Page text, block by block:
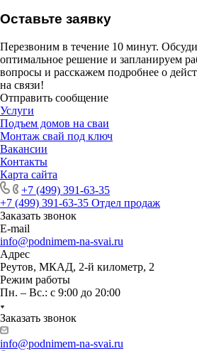
Оставьте заявку
Перезвоним в течение 10 минут.
оптимальное решение и запланируем
вопросы и расскажем подробнее о
на связи!
Отправить сообщение
Услуги
Подъем домов на сваи
Монтаж свай под ключ
Вакансии
Контакты
Карта сайта
+7 (499) 391-63-35
+7 (499) 391-63-35 Отдел продаж
Заказать звонок
E-mail
info@podnimem-na-svai.ru
Адрес
Реутов, МКАД, 2-й километр, 2
Режим работы
Пн. – Вс.: с 9:00 до 20:00
Заказать звонок
info@podnimem-na-svai.ru